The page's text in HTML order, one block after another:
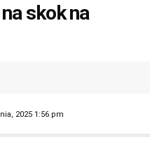
skok na
2025 1:56 pm